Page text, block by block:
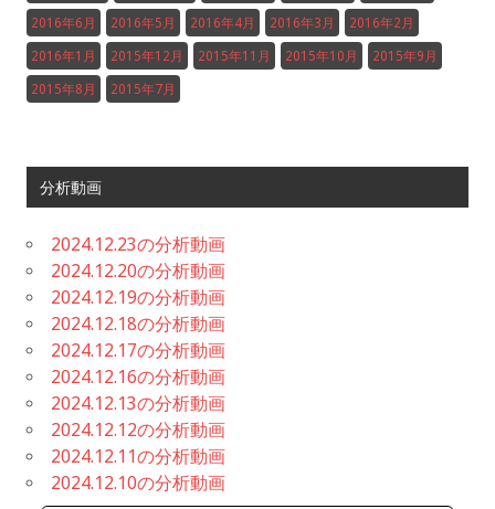
2016年6月 2016年5月 2016年4月 2016年3月 2016年2月
2016年1月 2015年12月 2015年11月 2015年10月 2015年9月
2015年8月 2015年7月
分析動画
2024.12.23の分析動画
2024.12.20の分析動画
2024.12.19の分析動画
2024.12.18の分析動画
2024.12.17の分析動画
2024.12.16の分析動画
2024.12.13の分析動画
2024.12.12の分析動画
2024.12.11の分析動画
2024.12.10の分析動画